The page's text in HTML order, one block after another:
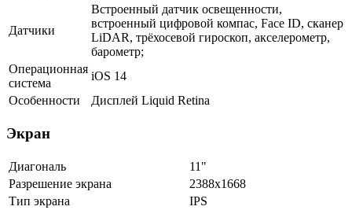
Датчики
Встроенный датчик освещенности,
встроенный цифровой компас, Face ID, сканер
LiDAR, трёхосевой гироскоп, акселерометр,
барометр;
Операционная
система
iOS 14
Особенности
Дисплей Liquid Retina
Экран
Диагональ
11"
Разрешение экрана
2388x1668
Тип экрана
IPS